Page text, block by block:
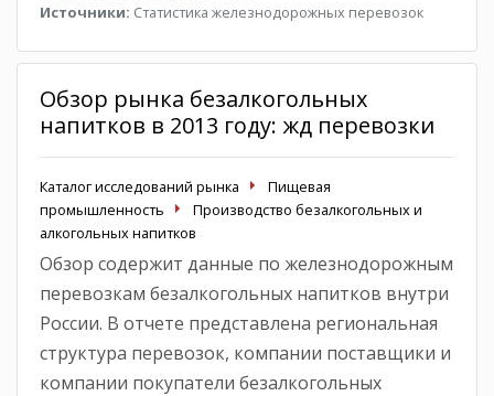
Источники: Статистика железнодорожных перевозок
Обзор рынка безалкогольных
напитков в 2013 году: жд перевозки
Каталог исследований рынка
Пищевая
промышленность
Производство безалкогольных и
алкогольных напитков
Обзор содержит данные по железнодорожным
перевозкам безалкогольных напитков внутри
России. В отчете представлена региональная
структура перевозок, компании поставщики и
компании покупатели безалкогольных